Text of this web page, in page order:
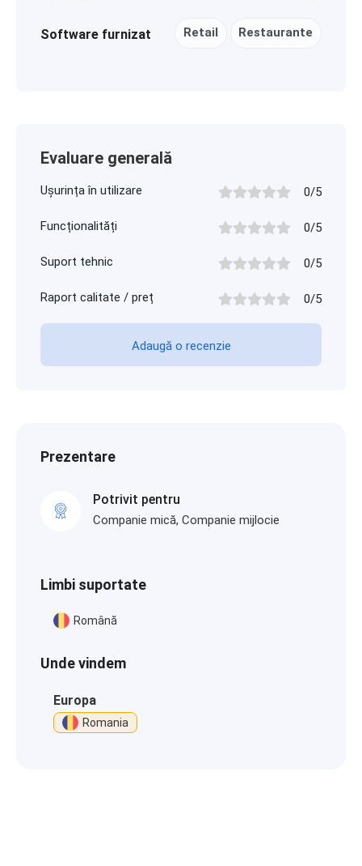
Software furnizat Retail Restaurante
Evaluare generală
Ușurința în utilizare 0/5
Funcționalități 0/5
Suport tehnic 0/5
Raport calitate / preț 0/5
Adaugă o recenzie
Prezentare
Potrivit pentru
Companie mică, Companie mijlocie
Limbi suportate
Română
Unde vindem
Europa
Romania